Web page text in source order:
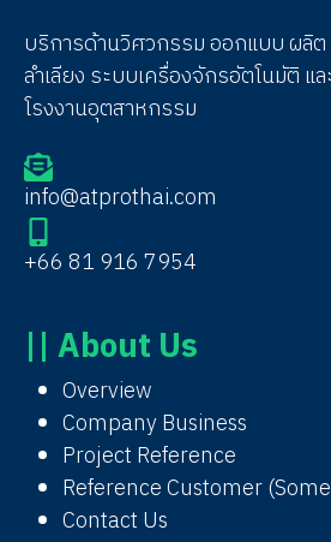
บริการด้านวิศวกรรม ออกแบบ ผลิ
ลำเลียง ระบบเครื่องจักรอัตโนมัติ แ
โรงงานอุตสาหกรรม
info@atprothai.com
+66 81 916 7954
|| About Us
Overview
Company Business
Project Reference
Reference Customer
Contact Us